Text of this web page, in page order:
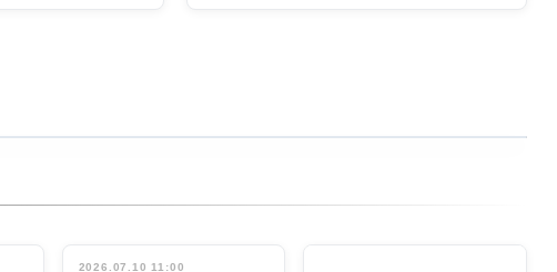
2026.07.10 11:00